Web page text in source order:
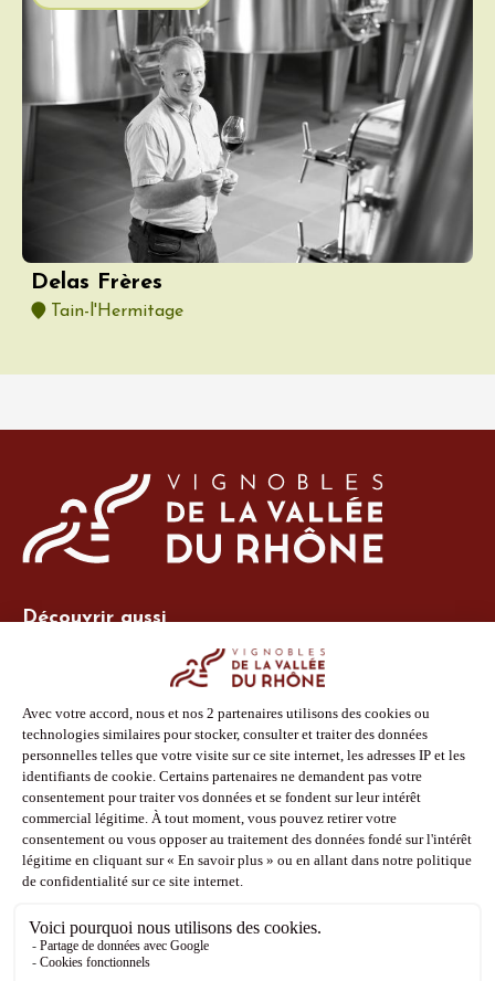
Delas Frères
Tain-l'Hermitage
Découvrir aussi
Espace adhérent
Espace presse
Phototèque
Suivez-nous
Facebook
Instagram
Pinterest
Youtube